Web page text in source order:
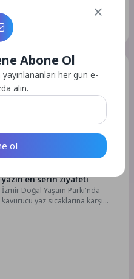
Gündem
2 Hf. Önce 53
yazın en serin ziyafeti
İzmir Doğal Yaşam Parkı'nda
kavurucu yaz sıcaklarına karşı
Abone Ol
her gün e-
alın.
ol